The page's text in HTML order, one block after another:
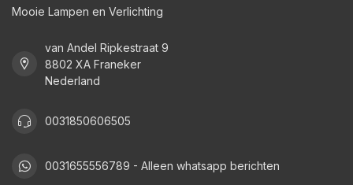
Mooie Lampen en Verlichting
van Andel Ripkestraat 9
8802 XA Franeker
Nederland
0031850606505
0031655556789 - Alleen whatsapp berichten